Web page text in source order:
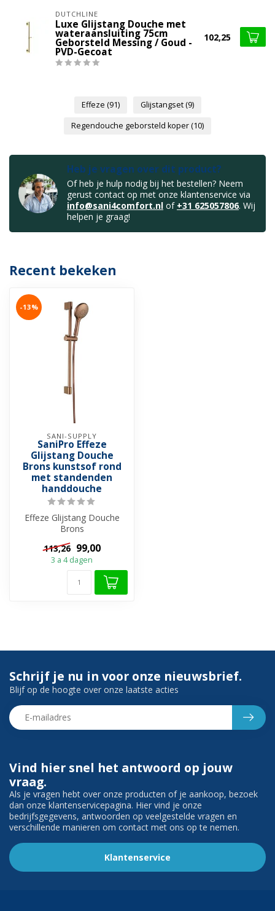
DUTCHLINE
Luxe Glijstang Douche met
wateraansluiting 75cm
Geborsteld Messing / Goud -
PVD-Gecoat
102,25
Effeze (91) Glijstangset(9)
Regendouche geborsteld koper(10)
Heb je vragen over dit product?
Of heb je hulp nodig bij het bestellen? Neem
gerust contact op met onze klantenservice via
info@sani4comfort.nl of +31 625057806. Wij
helpen je graag!
Recent bekeken
-13%
SANI-SUPPLY
SaniPro Effeze
Glijstang Douche
Brons kunstsof rond
met standenden
handdouche
Effeze Glijstang Douche
Brons
Zoekt u een stijlvolle
113,26 99,00
3 a 4 dagen
Vind hier snel het antwoord op jouw
vraag.
Als je vragen hebt over onze producten of je aankoop, bezoek
dan onze klantenservicepagina. Hier vind je onze
bedrijfsgegevens, antwoorden op veelgestelde vragen en
verschillende manieren om contact met ons op te nemen.
Klantenservice
Schrijf je nu in voor onze nieuwsbrief.
Blijf op de hoogte over onze laatste acties